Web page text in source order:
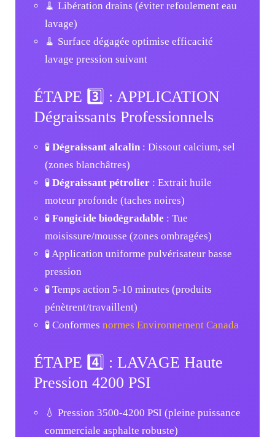
🧹 Libération drains (éviter refoulement eau
lavage)
🧹 Surface dégagée optimise efficacité
lavage pression suivant
ÉTAPE 3️⃣ : APPLICATION
Dégraissants Professionnels
🧪 Dégraissant alcalin : Dissout calcium, sel
(zones blanchâtres)
🧪 Dégraissant pétrolier : Extrait huile
moteur profonde (taches noires)
🧪 Fongicide biodégradable : Tue
moisissure/mousse (zones ombragées)
🧪 Application uniforme pulvérisateur basse
pression
🧪 Temps action 5-10 minutes (produits
pénètrent/travaillent)
🧪 Conformes normes Environnement Canada
ÉTAPE 4️⃣ : LAVAGE Haute
Pression 4200 PSI
💧 Pression 3500-4200 PSI (pleine puissance
commerciale asphalte robuste)